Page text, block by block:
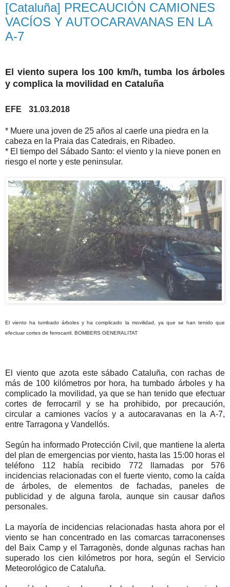
[Cataluña] PRECAUCIÓN CAMIONES
VACÍOS Y AUTOCARAVANAS EN LA
A-7
El viento supera los 100 km/h, tumba los árboles
y complica la movilidad en Cataluña
EFE 31.03.2018
* Muere una joven de 25 años al caerle una piedra en la
cabeza en la Praia das Catedrais, en Ribadeo.
* El tiempo del Sábado Santo: el viento y la nieve ponen en
riesgo el norte y este peninsular.
El viento ha tumbado árboles y ha complicado la movilidad, ya que se han tenido que
efectuar cortes de ferrocarril. BOMBERS GENERALITAT
El viento que azota este sábado Cataluña, con rachas de
más de 100 kilómetros por hora, ha tumbado árboles y ha
complicado la movilidad, ya que se han tenido que efectuar
cortes de ferrocarril y se ha prohibido, por precaución,
circular a camiones vacíos y a autocaravanas en la A-7,
entre Tarragona y Vandellós.
Según ha informado Protección Civil, que mantiene la alerta
del plan de emergencias por viento, hasta las 15:00 horas el
teléfono 112 había recibido 772 llamadas por 576
incidencias relacionadas con el fuerte viento, como la caída
de árboles, de elementos de fachadas, paneles de
publicidad y de alguna farola, aunque sin causar daños
personales.
La mayoría de incidencias relacionadas hasta ahora por el
viento se han concentrado en las comarcas tarraconenses
del Baix Camp y el Tarragonès, donde algunas rachas han
superado los cien kilómetros por hora, según el Servicio
Meteorológico de Cataluña.